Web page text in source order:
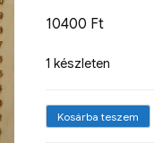
10400 Ft
1 készleten
Kosárba teszem